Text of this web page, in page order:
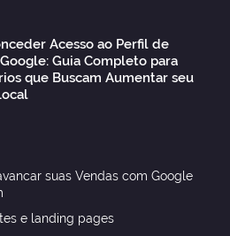
Acesso ao Perfil de
Guia Completo para
que Buscam Aumentar seu
suas Vendas com Google
e landing pages